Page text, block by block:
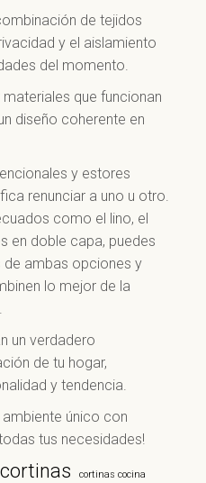
de tejidos
y el aislamiento
del momento.
materiales que funcionan
diseño coherente en
y estores
renunciar a uno u otro.
como el lino, el
en doble capa, puedes
ambas opciones y
lo mejor de la
un verdadero
de tu hogar,
y tendencia.
único con
tus necesidades!
cortinas cortinas cocina